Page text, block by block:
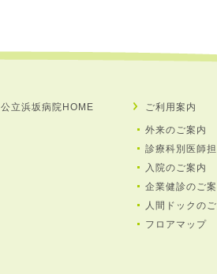
公立浜坂病院HOME ご利用案内
外来のご案内
診療科別医師
入院のご案内
企業健診のご案
人間ドックの
フロアマップ